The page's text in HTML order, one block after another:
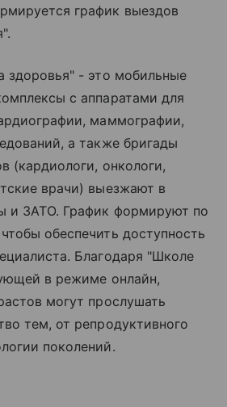
график выездов
здоровья" - это мобильные
с аппаратами для
маммографии,
а также бригады
(кардиологи, онкологи,
врачи) выезжают в
и ЗАТО. График формируют по
обеспечить доступность
Благодаря "Школе
в режиме онлайн,
могут прослушать
тем, от репродуктивного
поколений.